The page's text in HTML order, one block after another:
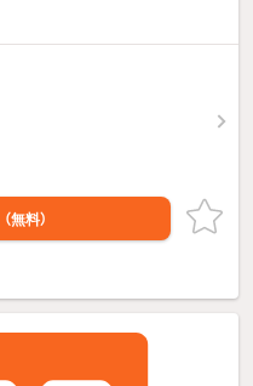
（無料）